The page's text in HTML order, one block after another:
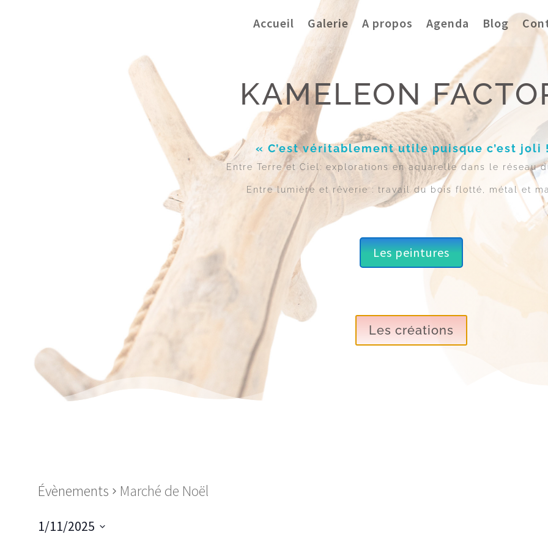
Accueil Galerie A propos Agenda Blog
KAMELEON
« C’est véritablement utile puisque c’est joli
Entre Terre et Ciel: explorations en aquarelle dans le réseau
Entre lumière et rêverie : travail du bois flotté, métal et
Les peintures
Les créations
Évènements Marché de Noël
1/11/2025